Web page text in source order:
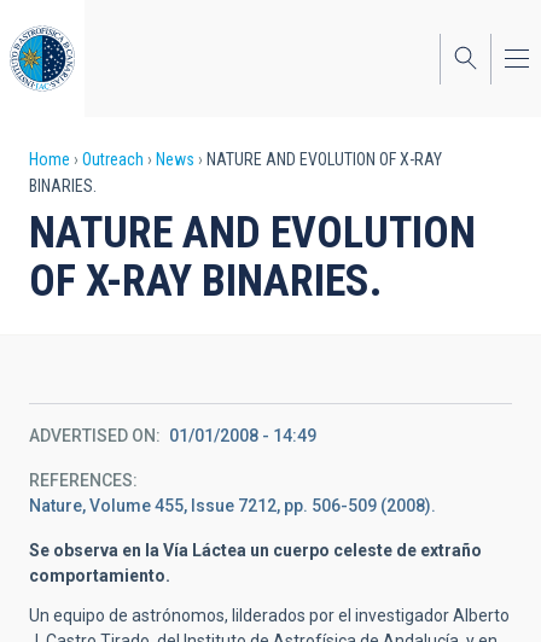
to
main
content
Breadcrumb
Home Outreach News
NATURE AND EVOLUTION OF X-RAY
BINARIES.
NATURE AND EVOLUTION
OF X-RAY BINARIES.
ADVERTISED ON 01/01/2008 - 14:49
REFERENCES
Nature, Volume 455, Issue 7212, pp. 506-509 (2008).
Se observa en la Vía Láctea un cuerpo celeste de extraño
comportamiento.
Un equipo de astrónomos, lilderados por el investigador Alberto